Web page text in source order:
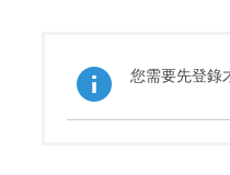
您需要先登錄